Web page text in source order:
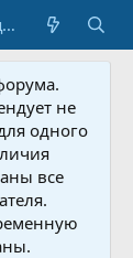
Регистрация
не
одного
все